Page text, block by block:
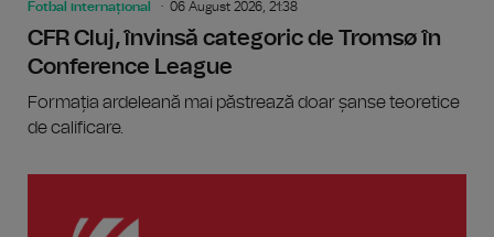
Fotbal internațional 06 August 2026, 21:38
CFR Cluj, învinsă categoric de Tromsø în
Conference League
Formația ardeleană mai păstrează doar șanse teoretice
de calificare.